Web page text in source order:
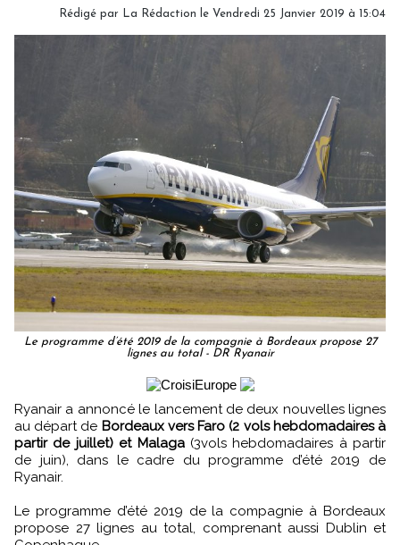
Rédigé par La Rédaction le Vendredi 25 Janvier 2019 à 15:04
Le programme d’été 2019 de la compagnie à Bordeaux propose 27
lignes au total - DR Ryanair
Ryanair a annoncé le lancement de deux nouvelles lignes
au départ de Bordeaux vers Faro (2 vols hebdomadaires à
partir de juillet) et Malaga(3vols hebdomadaires à partir
de juin), dans le cadre du programme d’été 2019 de
Ryanair.
Le programme d’été 2019 de la compagnie à Bordeaux
propose 27 lignes au total, comprenant aussi Dublin et